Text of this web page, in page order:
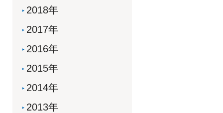
2018年
2017年
2016年
2015年
2014年
2013年